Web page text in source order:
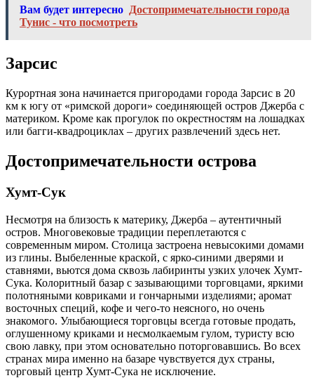
Вам будет интересно Достопримечательности города
Тунис - что посмотреть
Зарсис
Курортная зона начинается пригородами города Зарсис в 20
км к югу от «римской дороги» соединяющей остров Джерба с
материком. Кроме как прогулок по окрестностям на лошадках
или багги-квадроциклах – других развлечений здесь нет.
Достопримечательности острова
Хумт-Сук
Несмотря на близость к материку, Джерба – аутентичный
остров. Многовековые традиции переплетаются с
современным миром. Столица застроена невысокими домами
из глины. Выбеленные краской, с ярко-синими дверями и
ставнями, вьются дома сквозь лабиринты узких улочек Хумт-
Сука. Колоритный базар с зазывающими торговцами, яркими
полотняными ковриками и гончарными изделиями; аромат
восточных специй, кофе и чего-то неясного, но очень
знакомого. Улыбающиеся торговцы всегда готовые продать,
оглушенному криками и несмолкаемым гулом, туристу всю
свою лавку, при этом основательно поторговавшись. Во всех
странах мира именно на базаре чувствуется дух страны,
торговый центр Хумт-Сука не исключение.